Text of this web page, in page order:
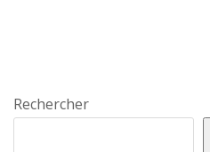
Rechercher